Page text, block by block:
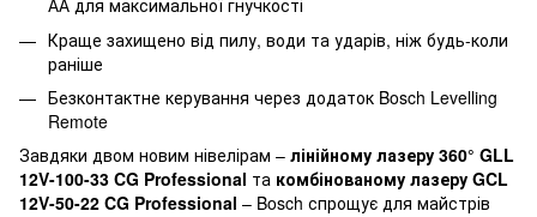
АА для максимальної гнучкості
Краще захищено від пилу, води та ударів, ніж будь-коли
раніше
Безконтактне керування через додаток Bosch Levelling
Remote
Завдяки двом новим нівелірам – лінійному лазеру 360° GLL
12V-100-33 CG Professional та комбінованому лазеру GCL
12V-50-22 CG Professional – Bosch спрощує для майстрів